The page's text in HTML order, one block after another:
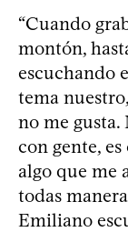
“Cuando
montón,
escuchando
tema
no me gusta.
con gente,
algo que me
todas
Emiliano